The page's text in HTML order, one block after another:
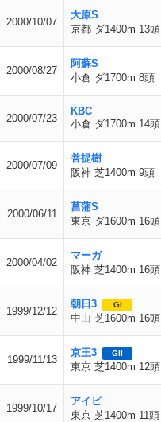
2000/10/07
大原S
京都 ダ1400m 13頭
2000/08/27
阿蘇S
小倉 ダ1700m 8頭
2000/07/23
KBC
小倉 ダ1700m 14頭
2000/07/09
菩提樹
阪神 芝1400m 9頭
2000/06/11
菖蒲S
東京 ダ1600m 16頭
2000/04/02
マーガ
阪神 芝1400m 16頭
1999/12/12
朝日3 GI
中山 芝1600m 16頭
1999/11/13
京王3 GII
東京 芝1400m 12頭
1999/10/17
アイビ
東京 芝1400m 11頭